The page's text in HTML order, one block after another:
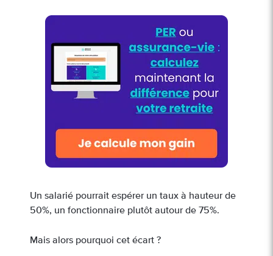
Un salarié pourrait espérer un taux à hauteur de
50%, un fonctionnaire plutôt autour de 75%.
Mais alors pourquoi cet écart ?